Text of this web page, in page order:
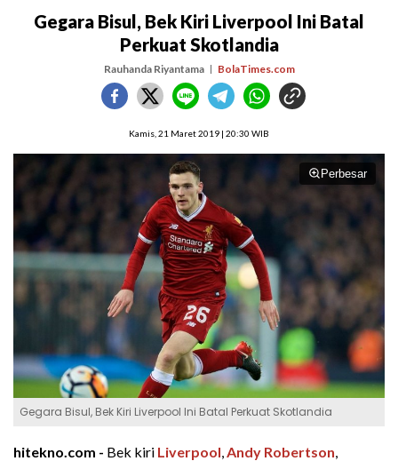
Gegara Bisul, Bek Kiri Liverpool Ini Batal
Perkuat Skotlandia
Rauhanda Riyantama BolaTimes.com
Kamis, 21 Maret 2019 | 20:30 WIB
Perbesar
Gegara Bisul, Bek Kiri Liverpool Ini Batal Perkuat Skotlandia
hitekno.com - Bek kiri Liverpool,Andy Robertson,